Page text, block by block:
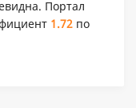
Портал
1.72 по